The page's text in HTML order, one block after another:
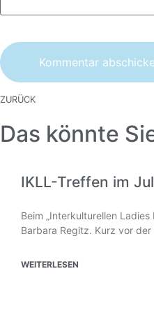
ZURÜCK
Das könnte
IKLL-Treffen im
Beim „Interkulturellen
Barbara Regitz. Kurz vor der
WEITERLESEN